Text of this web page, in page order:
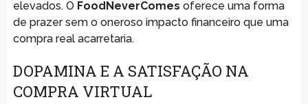
elevados. O FoodNeverComes oferece uma forma
de prazer sem o oneroso impacto financeiro que uma
compra real acarretaria.
DOPAMINA E A SATISFAÇÃO NA
COMPRA VIRTUAL